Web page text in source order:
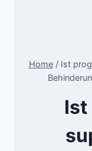
Home / Ist
Ist